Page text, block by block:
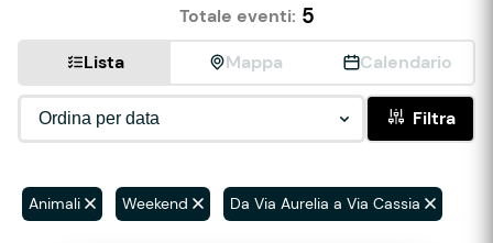
Totale eventi: 5
Lista Mappa Calendario
Filtra
Animali Weekend Da Via Aurelia a Via Cassia